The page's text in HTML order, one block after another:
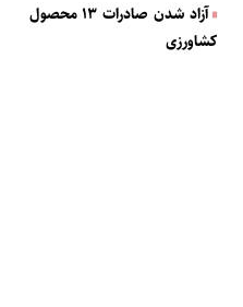
آزاد شدن صادرات ۱۳ محصول
کشاورزی